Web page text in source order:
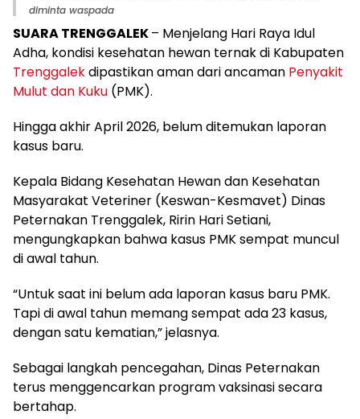
diminta waspada
SUARA TRENGGALEK– Menjelang Hari Raya Idul
Adha, kondisi kesehatan hewan ternak di Kabupaten
Trenggalekdipastikan aman dari ancaman Penyakit
Mulut dan Kuku (PMK).
Hingga akhir April 2026, belum ditemukan laporan
kasus baru.
Kepala Bidang Kesehatan Hewan dan Kesehatan
Masyarakat Veteriner (Keswan-Kesmavet) Dinas
Peternakan Trenggalek, Ririn Hari Setiani,
mengungkapkan bahwa kasus PMK sempat muncul
di awal tahun.
“Untuk saat ini belum ada laporan kasus baru PMK.
Tapi di awal tahun memang sempat ada 23 kasus,
dengan satu kematian,” jelasnya.
Sebagai langkah pencegahan, Dinas Peternakan
terus menggencarkan program vaksinasi secara
bertahap.